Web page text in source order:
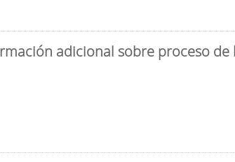
adicional sobre proceso de